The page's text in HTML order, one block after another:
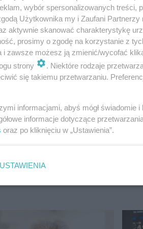
obrzęk
to nie jest
zaczynać się
prawej
serca
wybór spersonalizowanych treści,
Użytkownika my i Zaufani
aktywnie skanować charakterystykę
prosimy o zgodę na korzystanie z
i zawsze możesz ją zmienić/wycofać
strony
. Niektóre rodzaje
się takiemu przetwarzaniu.
informacjami, abyś mógł
informacje dotyczące
oraz po kliknięciu w „Ustawienia”.
USTAWIENIA